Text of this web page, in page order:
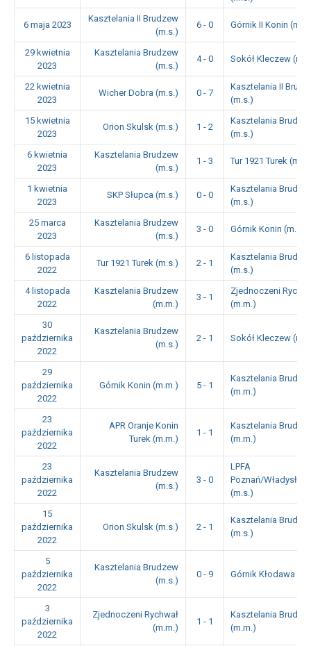
6 maja 2023
Kasztelania II Brudzew
(m.s.)
6 - 0 Górnik II Konin
29 kwietnia
2023
Kasztelania Brudzew
(m.s.)
4 - 0 Sokół Kleczew
22 kwietnia
2023
Wicher Dobra (m.s.) 0 - 7
Kasztelania II
(m.s.)
15 kwietnia
2023
Orion Skulsk (m.s.) 1 - 2
Kasztelania
(m.s.)
6 kwietnia
2023
Kasztelania Brudzew
(m.s.)
1 - 3 Tur 1921 Turek
1 kwietnia
2023
SKP Słupca (m.s.) 0 - 0
Kasztelania
(m.s.)
25 marca
2023
Kasztelania Brudzew
(m.s.)
3 - 0 Górnik Konin (m.s.)
6 listopada
2022
Tur 1921 Turek (m.s.) 2 - 1
Kasztelania
(m.s.)
4 listopada
2022
Kasztelania Brudzew
(m.m.)
3 - 1
Zjednoczeni
(m.m.)
30
października
2022
Kasztelania Brudzew
(m.s.)
2 - 1 Sokół Kleczew
29
października
2022
Górnik Konin (m.m.) 5 - 1
Kasztelania
(m.m.)
23
października
2022
APR Oranje Konin
Turek (m.m.)
1 - 1
Kasztelania
(m.m.)
23
października
2022
Kasztelania Brudzew
(m.s.)
3 - 0
LPFA
Poznań/
(m.s.)
15
października
2022
Orion Skulsk (m.s.) 2 - 1
Kasztelania
(m.s.)
5
października
2022
Kasztelania Brudzew
(m.s.)
0 - 9 Górnik Kłodawa
3
października
2022
Zjednoczeni Rychwał
(m.m.)
1 - 1
Kasztelania
(m.m.)